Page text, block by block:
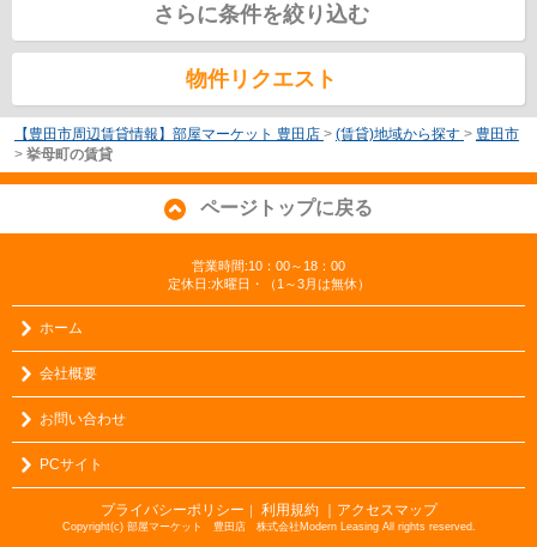
さらに条件を絞り込む
物件リクエスト
【豊田市周辺賃貸情報】部屋マーケット 豊田店 > (賃貸)地域から探す > 豊田市
> 挙母町の賃貸
ページトップに戻る
営業時間:10：00～18：00
定休日:水曜日・（1～3月は無休）
ホーム
会社概要
お問い合わせ
PCサイト
プライバシーポリシー ｜ 利用規約 ｜アクセスマップ
Copyright(c) 部屋マーケット 豊田店 株式会社Modern Leasing All rights reserved.